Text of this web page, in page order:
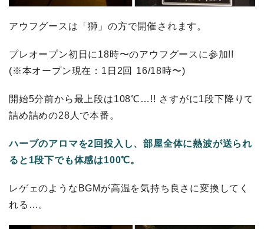
アウフグースは「獅」の方で開催されます。
プレオープン初日に18時〜のアウフグースに参加!!
(※本オープン現在：1日2回 16/18時〜)
開始5分前から最上段は108℃…!! さすがに1段下降りて
詰め詰めの28人で本番。
ハーブのアロマを2回投入し、部屋全体に熱波が送られ
ると1段下でも体感は100℃。
レゲェのようなBGMが高温を気持ち良さに変換してく
れる…。